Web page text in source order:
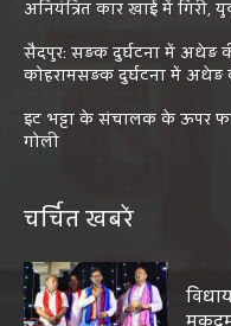
अनियंत्रित कार खाई में
सैदपुर: सड़क दुर्घटना में अधेड़
कोहरामसड़क दुर्घटना में अधेड़
इट भट्टा के संचालक के ऊपर
गोली
चर्चित खबरें